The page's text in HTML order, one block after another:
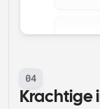
04
Krachtige